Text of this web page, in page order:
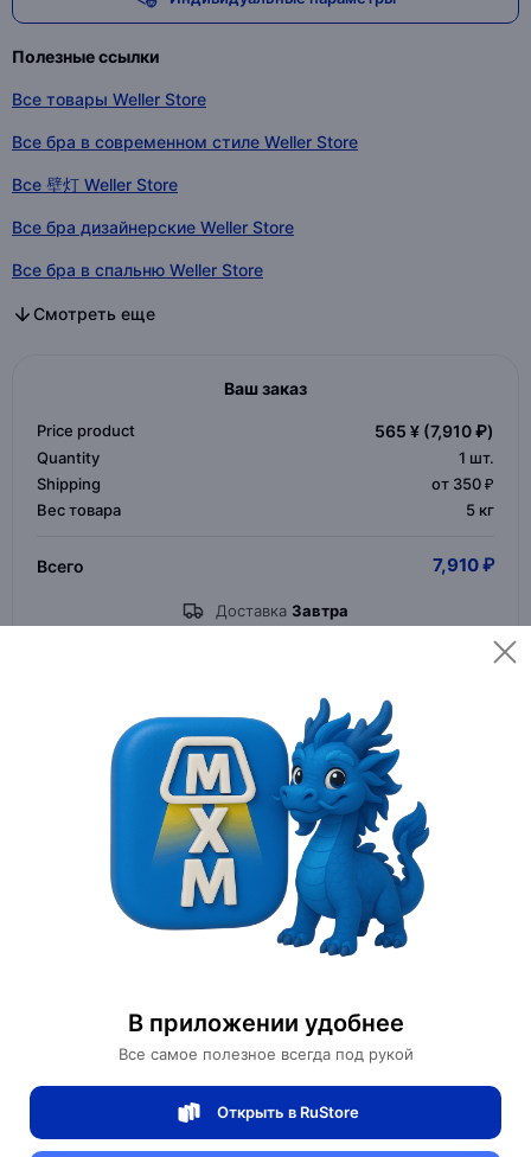
В приложении удобнее
Все самое полезное всегда под рукой
Открыть в RuStore
Полезные ссылки
Все товары Weller Store
Все бра в современном стиле Weller Store
Все 壁灯 Weller Store
Все бра дизайнерские Weller Store
Все бра в спальню Weller Store
Все бра в гостиную Weller Store
Все бра в стиле хай-тек Weller Store
Все бра в стиле модерн Weller Store
Все бра в стиле минимализм Weller Store
Все бра в стиле арт-деко Weller Store
Все бра в восточном стиле Weller Store
Все бра классика Weller Store
Все бра в стиле лофт Weller Store
Все бра в скандинавском стиле Weller Store
Все бра Weller Store
Все бра в современном стиле в категории
Все 壁灯 в категории
Все бра дизайнерские в категории
Все бра в спальню в категории
Все бра в гостиную в категории
Все бра в стиле хай-тек в категории
Все бра в стиле модерн в категории
Все бра в стиле минимализм в категории
Все бра в стиле арт-деко в категории
Все бра в восточном стиле в категории
Все бра классика в категории
Все бра в стиле лофт в категории
Все бра в скандинавском стиле в категории
Все бра в категории
Смотреть еще
Ваш заказ
Price product 565 ¥ (7,910 ₽)
Quantity 1 шт.
Shipping
от 350 ₽
Вес товара
5 кг
Всего 7,910 ₽
Доставка Завтра
Купить сейчас
Безопасная оплата онлайн
Weller Store
Дизайнерские напольные светильники -
торшеры
доставок вовремя